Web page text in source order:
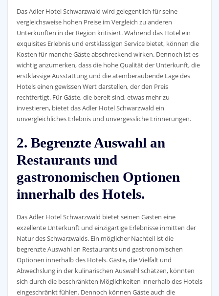
Das Adler Hotel Schwarzwald wird gelegentlich für seine
vergleichsweise hohen Preise im Vergleich zu anderen
Unterkünften in der Region kritisiert. Während das Hotel ein
exquisites Erlebnis und erstklassigen Service bietet, können die
Kosten für manche Gäste abschreckend wirken. Dennoch ist es
wichtig anzumerken, dass die hohe Qualität der Unterkunft, die
erstklassige Ausstattung und die atemberaubende Lage des
Hotels einen gewissen Wert darstellen, der den Preis
rechtfertigt. Für Gäste, die bereit sind, etwas mehr zu
investieren, bietet das Adler Hotel Schwarzwald ein
unvergleichliches Erlebnis und unvergessliche Erinnerungen.
2. Begrenzte Auswahl an
Restaurants und
gastronomischen Optionen
innerhalb des Hotels.
Das Adler Hotel Schwarzwald bietet seinen Gästen eine
exzellente Unterkunft und einzigartige Erlebnisse inmitten der
Natur des Schwarzwalds. Ein möglicher Nachteil ist die
begrenzte Auswahl an Restaurants und gastronomischen
Optionen innerhalb des Hotels. Gäste, die Vielfalt und
Abwechslung in der kulinarischen Auswahl schätzen, könnten
sich durch die beschränkten Möglichkeiten innerhalb des Hotels
eingeschränkt fühlen. Dennoch können Gäste auch die